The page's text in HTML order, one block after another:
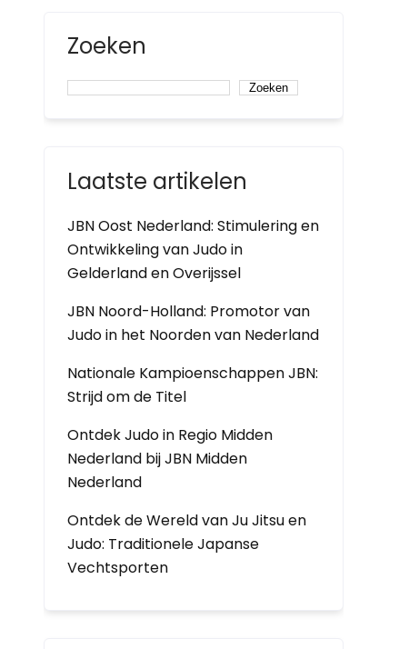
Zoeken
Zoeken
Laatste artikelen
JBN Oost Nederland: Stimulering en
Ontwikkeling van Judo in
Gelderland en Overijssel
JBN Noord-Holland: Promotor van
Judo in het Noorden van Nederland
Nationale Kampioenschappen JBN:
Strijd om de Titel
Ontdek Judo in Regio Midden
Nederland bij JBN Midden
Nederland
Ontdek de Wereld van Ju Jitsu en
Judo: Traditionele Japanse
Vechtsporten